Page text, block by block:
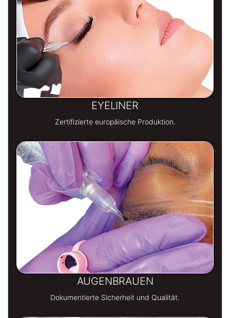
EYELINER
Zertifizierte europäische Produktion.
AUGENBRAUEN
Dokumentierte Sicherheit und Qualität.